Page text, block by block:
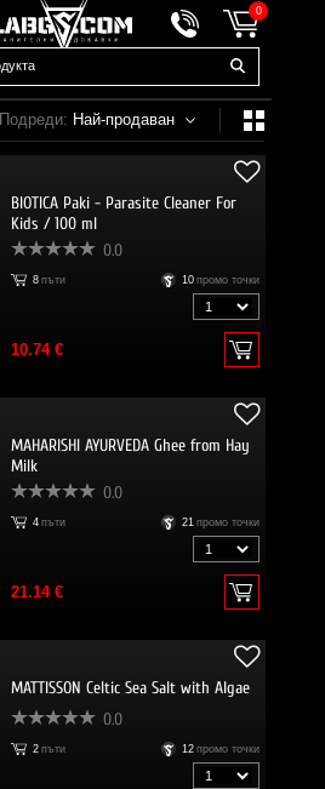
0
Подреди: Най-продаван
BIOTICA Paki - Parasite Cleaner For
Kids / 100 ml
0.0
8 пъти 10 промо точки
10.74 €
MAHARISHI AYURVEDA Ghee from Hay
Milk
0.0
4 пъти 21 промо точки
21.14 €
MATTISSON Celtic Sea Salt with Algae
0.0
2 пъти 12 промо точки